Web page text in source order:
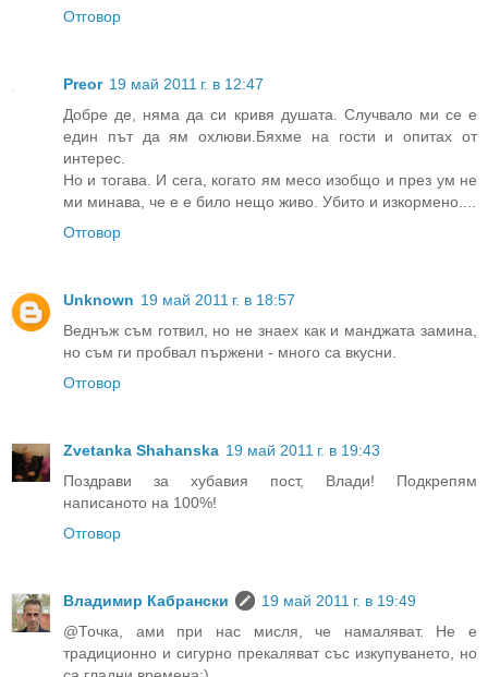
Отговор
Preor 19 май 2011 г. в 12:47
Добре де, няма да си кривя душата. Случвало ми се е
един път да ям охлюви.Бяхме на гости и опитах от
интерес.
Но и тогава. И сега, когато ям месо изобщо и през ум не
ми минава, че е е било нещо живо. Убито и изкормено....
Отговор
Unknown 19 май 2011 г. в 18:57
Веднъж съм готвил, но не знаех как и манджата замина,
но съм ги пробвал пържени - много са вкусни.
Отговор
Zvetanka Shahanska 19 май 2011 г. в 19:43
Поздрави за хубавия пост, Влади! Подкрепям
написаното на 100%!
Отговор
Владимир Кабрански
19 май 2011 г. в 19:49
@Точка, ами при нас мисля, че намаляват. Не е
традиционно и сигурно прекаляват със изкупуването, но